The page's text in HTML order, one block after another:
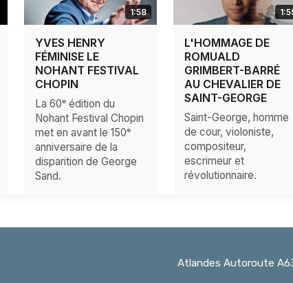
1:58
YVES HENRY
FÉMINISE LE
NOHANT FESTIVAL
CHOPIN
La 60ᵉ édition du
Nohant Festival Chopin
met en avant le 150ᵉ
anniversaire de la
disparition de George
Sand.
L'HOMMAGE DE
ROMUALD
GRIMBERT-BARRÉ
AU CHEVALIER DE
SAINT-GEORGE
Saint-George, homme
de cour, violoniste,
compositeur,
escrimeur et
révolutionnaire.
Atlandes Autoroute